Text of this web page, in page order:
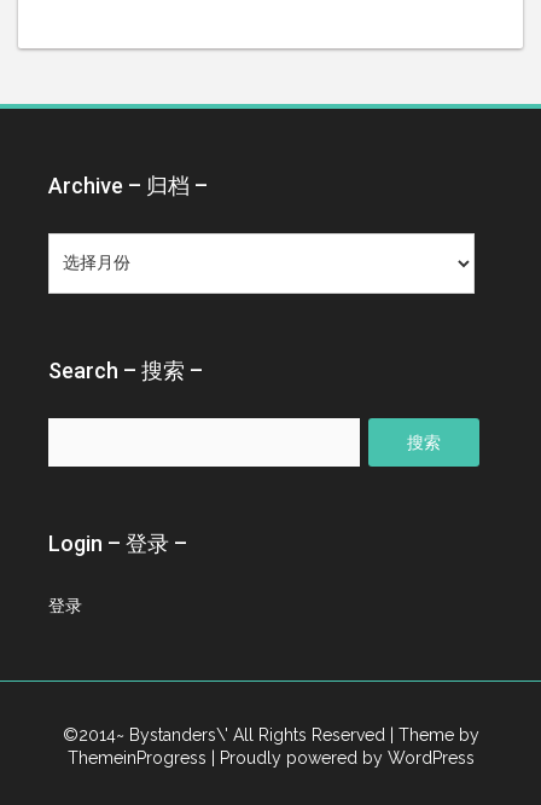
Archive – 归档 –
归
Search – 搜索 –
Login – 登录 –
登录
©2014~ Bystanders\' All Rights Reserved
| Theme by
ThemeinProgress
| Proudly powered by WordPress